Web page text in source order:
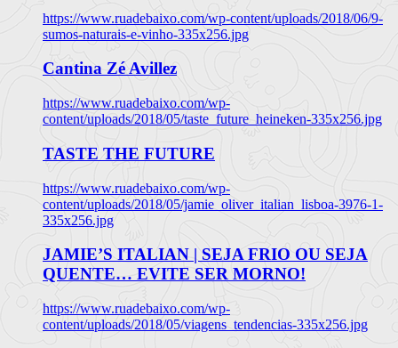
https://www.ruadebaixo.com/wp-content/uploads/2018/06/9-
sumos-naturais-e-vinho-335x256.jpg
Cantina Zé Avillez
https://www.ruadebaixo.com/wp-
content/uploads/2018/05/taste_future_heineken-335x256.jpg
TASTE THE FUTURE
https://www.ruadebaixo.com/wp-
content/uploads/2018/05/jamie_oliver_italian_lisboa-3976-1-
335x256.jpg
JAMIE’S ITALIAN | SEJA FRIO OU SEJA
QUENTE… EVITE SER MORNO!
https://www.ruadebaixo.com/wp-
content/uploads/2018/05/viagens_tendencias-335x256.jpg